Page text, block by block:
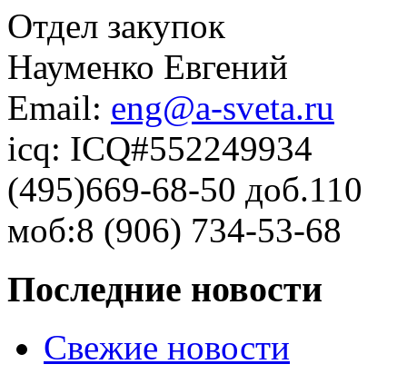
Отдел закупок
Науменко Евгений
Email: eng@a-sveta.ru
icq: ICQ#552249934
(495)669-68-50 доб.110
моб:8 (906) 734-53-68
Последние новости
Свежие новости